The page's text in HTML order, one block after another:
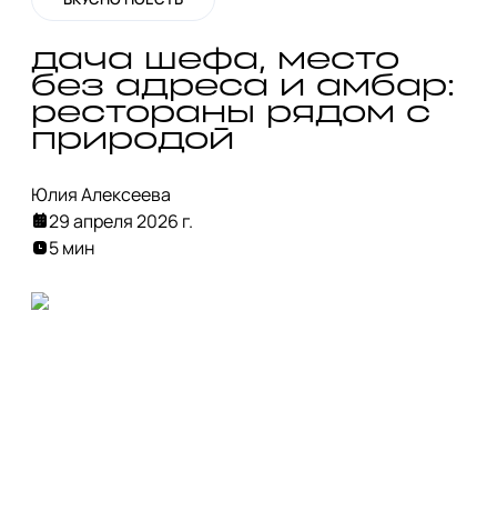
дача шефа, место
без адреса и амбар:
рестораны рядом с
природой
Юлия Алексеева
29 апреля 2026 г.
5 мин